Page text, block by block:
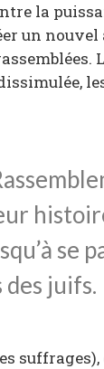
la
un
se
des juifs.